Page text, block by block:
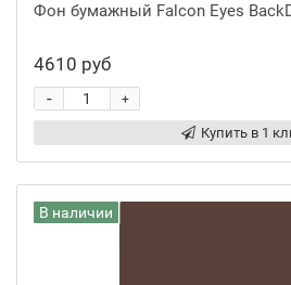
Фон бумажный Falcon Eyes
4610 руб
+
-
Купить в 1
В наличии